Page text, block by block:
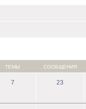
ТЕМЫ СООБЩЕНИЯ
7 23